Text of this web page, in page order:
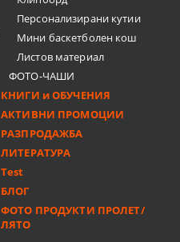
Персонализирани кутии
Мини баскетболен кош
Листов материал
ФОТО-ЧАШИ
КНИГИ и ОБУЧЕНИЯ
АКТИВНИ ПРОМОЦИИ
РАЗПРОДАЖБА
ЛИТЕРАТУРА
Test
БЛОГ
ФОТО ПРОДУКТИ ПРОЛЕТ/
ЛЯТО